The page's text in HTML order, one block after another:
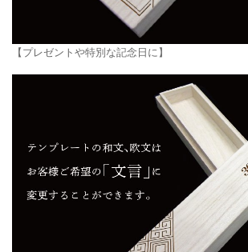
【プレゼントや特別な記念日に】